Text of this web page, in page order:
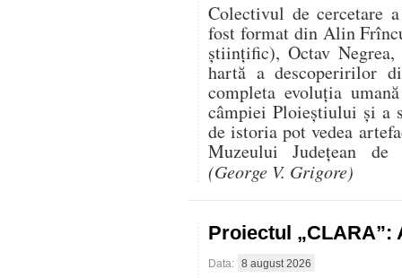
Colectivul de
fost format din Alin
științific), Octav
hartă a descoperirilor
completa evoluția
câmpiei Ploieștiului și a
de istoria pot vedea
Muzeului Județean
(George V. Grigore)
Proiectul „CLARA”:
Data: 8 august 2026